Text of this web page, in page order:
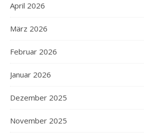
April 2026
März 2026
Februar 2026
Januar 2026
Dezember 2025
November 2025